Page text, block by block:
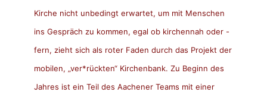
Kirche nicht unbedingt erwartet, um mit Menschen
ins Gespräch zu kommen, egal ob kirchennah oder -
fern, zieht sich als roter Faden durch das Projekt der
mobilen, „ver*rückten“ Kirchenbank. Zu Beginn des
Jahres ist ein Teil des Aachener Teams mit einer